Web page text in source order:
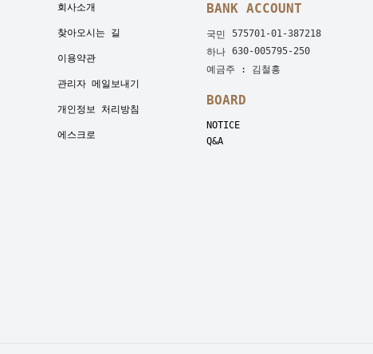
회사소개
찾아오시는 길
이용약관
관리자 메일보내기
개인정보 처리방침
에스크로
BANK ACCOUNT
국민
575701-01-387218
하나 630-005795-250
예금주 : 김철홍
BOARD
NOTICE
Q&A